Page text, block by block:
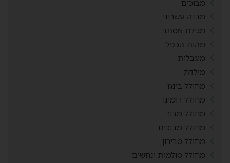
מבוכים
מבנה עשרוני
מגילת אסתר
מהות הכפל
מוגבלות
מולדת
מחולל בינגו
מחולל דומינו
מחולל מבוך
מחולל מבוכים
מחולל סביבון
מחולל סולמות ונחשים